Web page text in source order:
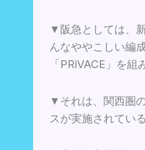
▼阪急としては、
んなややこしい編
「PRiVACE」を
▼それは、関西圏
スが実施されてい